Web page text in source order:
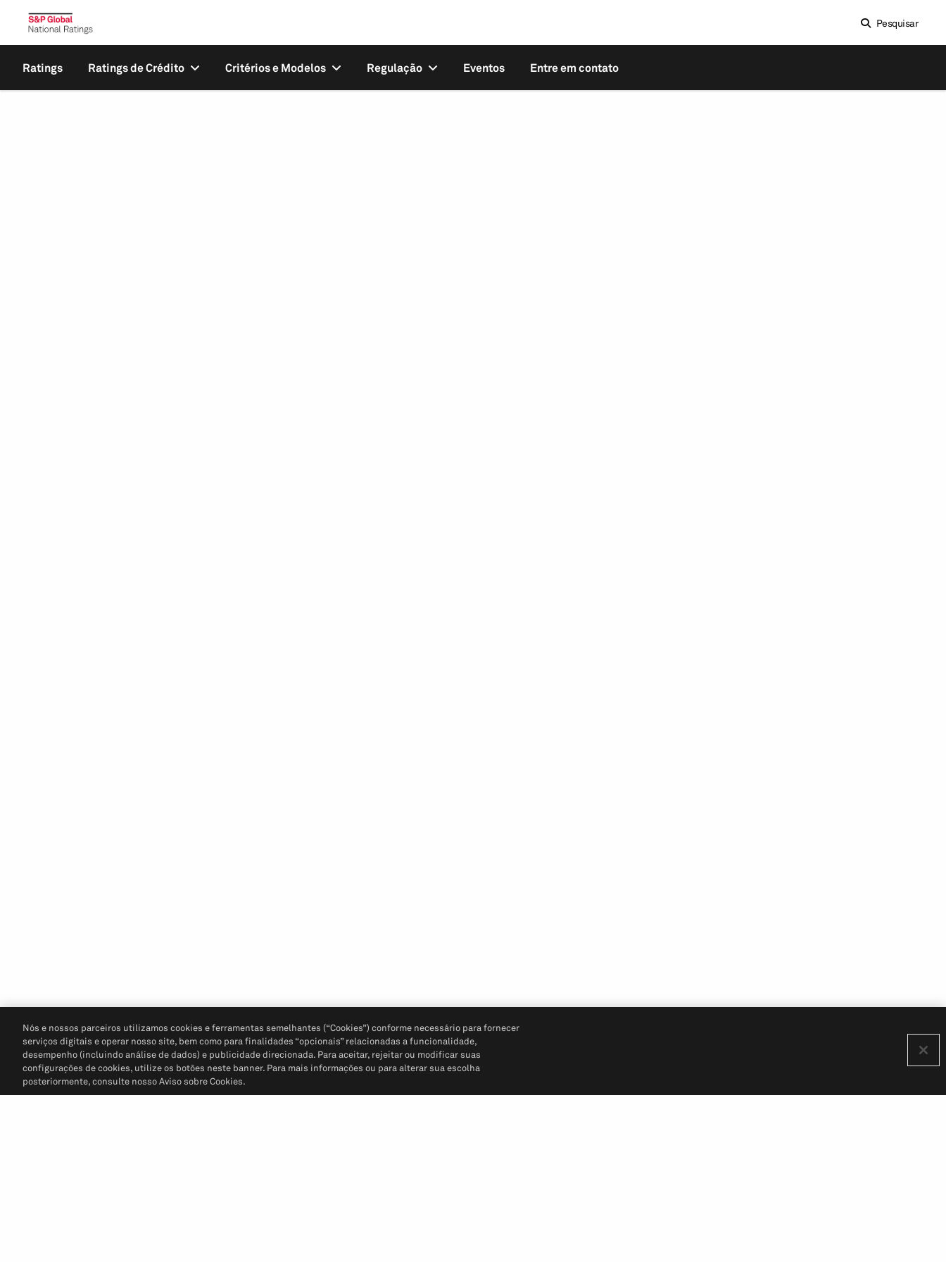
Pesquisar
Ratings Ratings de Crédito Critérios e Modelos Regulação Eventos Entre em contato
Nós e nossos parceiros utilizamos cookies e ferramentas semelhantes (“Cookies”) conforme necessário para fornecer
serviços digitais e operar nosso site, bem como para finalidades “opcionais” relacionadas a funcionalidade,
desempenho (incluindo análise de dados) e publicidade direcionada. Para aceitar, rejeitar ou modificar suas
configurações de cookies, utilize os botões neste banner. Para mais informações ou para alterar sua escolha
posteriormente, consulte nosso Aviso sobre Cookies.